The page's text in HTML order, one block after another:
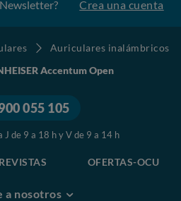
Crea una cuenta
Auriculares inalámbricos
Accentum Open
055 105
J de 9 a 18 h y V de 9 a 14 h
REVISTAS OFERTAS-OCU
a nosotros